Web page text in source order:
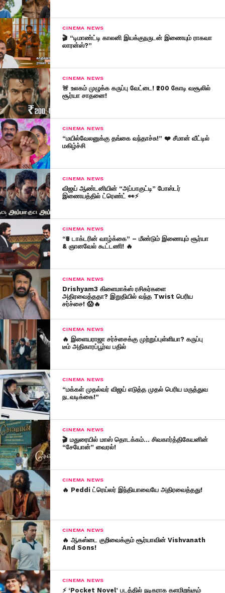
CINEMA NEWS
🎬 “டிமாண்ட்டி காலனி இயக்குநருடன் இணையும் ராகவா
லாரன்ஸ்?”
CINEMA NEWS
🚨 உலகம் முழுக்க கருப்பு வேட்டை! ₹200 கோடி வசூலில்
சூர்யா சாதனை!
CINEMA NEWS
“மயில்வேலனுக்கு தங்கை வந்தாச்சு!” ❤️ சீமான் வீட்டில்
மகிழ்ச்சி
CINEMA NEWS
விஜய் ஆண்டனியின் “அப்பாகுட்டி” போஸ்டர்
இணையத்தில் ட்ரெண்ட் 👀⚡
CINEMA NEWS
“₹5 டாக்டரின் வாழ்க்கை” – மீண்டும் இணையும் சூர்யா
& ஞானவேல் கூட்டணி! 🔥
CINEMA NEWS
Drishyam3 கிளைமாக்ஸ் ரசிகர்களை
அதிரவைத்ததா? இறுதியில் வந்த Twist பெரிய
சர்ச்சை! 😱🔥
CINEMA NEWS
🔥 இளையராஜா சர்ச்சைக்கு முற்றுப்புள்ளியா? கருப்பு
டீம் அதிகாரப்பூர்வ பதில்
CINEMA NEWS
“மக்கள் முதல்வர் விஜய் எடுத்த முதல் பெரிய மருத்துவ
நடவடிக்கை!”
CINEMA NEWS
🎬 மதுரையில் மாஸ் தொடக்கம்… சிவகார்த்திகேயனின்
“சேயோன்” வைரல்!
CINEMA NEWS
🔥 Peddi ட்ரெய்லர் இந்தியாவையே அதிரவைத்தது!
CINEMA NEWS
🔥 ஆகஸ்டை குறிவைக்கும் சூர்யாவின் Vishvanath
And Sons!
CINEMA NEWS
⚡ ‘Pocket Novel’ படத்தில் நடிகராக களமிறங்கும்